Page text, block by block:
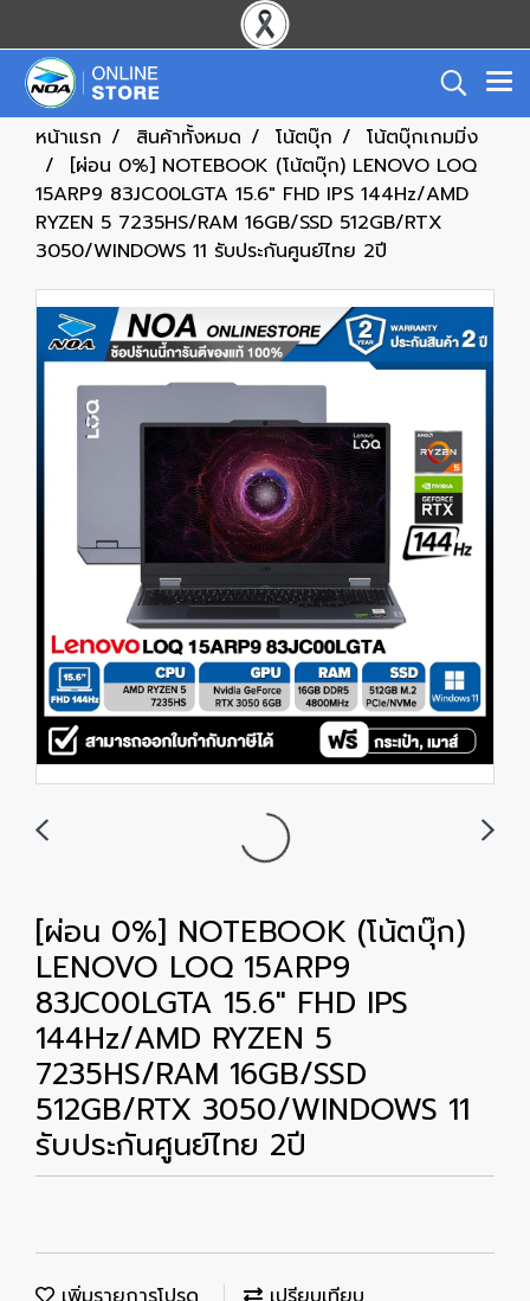
หน้าแรก สินค้าทั้งหมด โน้ตบุ๊ก
โน้ตบุ๊กเกมมิ่ง
[ผ่อน 0%] NOTEBOOK (โน้ตบุ๊ก) LENOVO LOQ
15ARP9 83JC00LGTA 15.6" FHD IPS 144Hz/AMD
RYZEN 5 7235HS/RAM 16GB/SSD 512GB/RTX
3050/WINDOWS 11 รับประกันศูนย์ไทย 2ปี
[ผ่อน 0%] NOTEBOOK (โน้ตบุ๊ก)
LENOVO LOQ 15ARP9
83JC00LGTA 15.6" FHD IPS
144Hz/AMD RYZEN 5
7235HS/RAM 16GB/SSD
512GB/RTX 3050/WINDOWS 11
รับประกันศูนย์ไทย 2ปี